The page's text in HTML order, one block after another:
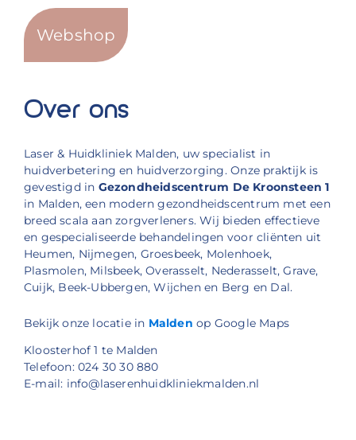
Webshop
Over ons
Laser & Huidkliniek Malden, uw specialist in
huidverbetering en huidverzorging. Onze praktijk is
gevestigd in Gezondheidscentrum De Kroonsteen 1
in Malden, een modern gezondheidscentrum met een
breed scala aan zorgverleners. Wij bieden effectieve
en gespecialiseerde behandelingen voor cliënten uit
Heumen, Nijmegen, Groesbeek, Molenhoek,
Plasmolen, Milsbeek, Overasselt, Nederasselt, Grave,
Cuijk, Beek-Ubbergen, Wijchen en Berg en Dal.
Bekijk onze locatie in Malden op Google Maps
Kloosterhof 1 te Malden
Telefoon: 024 30 30 880
E-mail: info@laserenhuidkliniekmalden.nl